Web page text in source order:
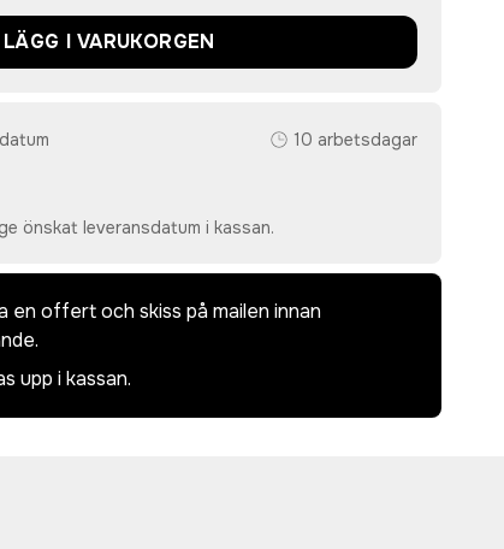
LÄGG I VARUKORGEN
10 arbetsdagar
önskat leveransdatum i kassan.
en offert och skiss på mailen innan
upp i kassan.